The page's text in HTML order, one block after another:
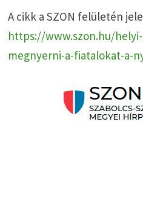
A cikk a SZON felületén
https://www.szon.hu/
megnyerni-a-fiatalokat-a-